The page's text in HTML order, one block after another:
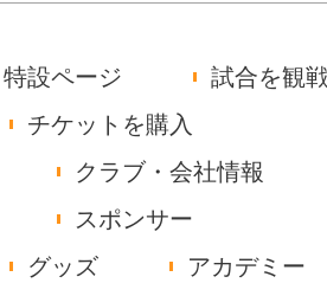
特設ページ
試合を観
チケットを購入
クラブ・会社情報
スポンサー
グッズ
アカデミー